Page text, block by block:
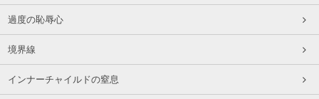
過度の恥辱心
境界線
インナーチャイルドの窒息